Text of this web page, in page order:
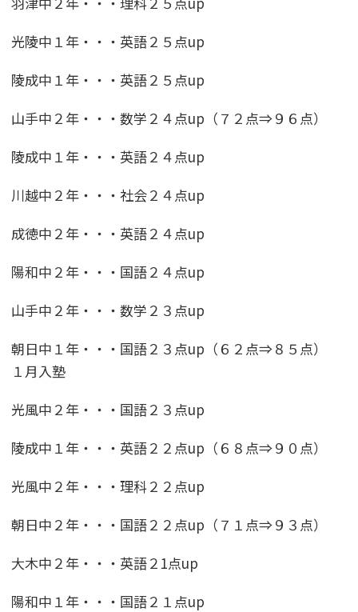
光陵中１年・・・英語２５点up
陵成中１年・・・英語２５点up
山手中２年・・・数学２４点up（７２点⇒９６点）
陵成中１年・・・英語２４点up
川越中２年・・・社会２４点up
成徳中２年・・・英語２４点up
陽和中２年・・・国語２４点up
山手中２年・・・数学２３点up
朝日中１年・・・国語２３点up（６２点⇒８５点）
１月入塾
光風中２年・・・国語２３点up
陵成中１年・・・英語２２点up（６８点⇒９０点）
光風中２年・・・理科２２点up
朝日中２年・・・国語２２点up（７１点⇒９３点）
大木中２年・・・英語２1点up
陽和中１年・・・国語２１点up